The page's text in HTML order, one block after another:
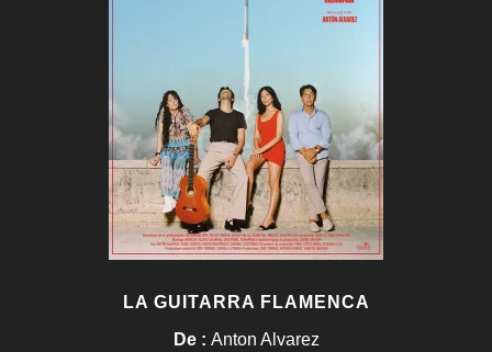
LA GUITARRA FLAMENCA
De : Anton Alvarez